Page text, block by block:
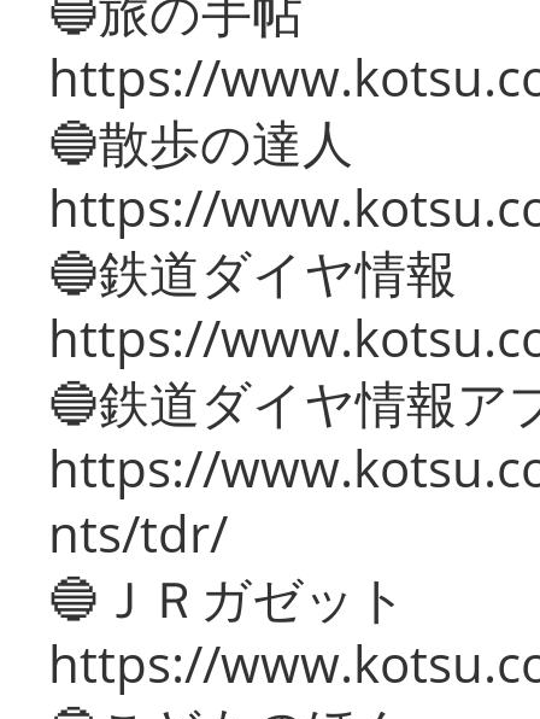
https://
🔵散歩の達人
https://
🔵鉄道ダイヤ情報
https://
🔵鉄道ダイヤ情報ア
https://
nts/tdr/
🔵ＪＲガゼット
https://